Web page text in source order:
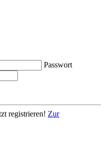
Passwort
registrieren! Zur